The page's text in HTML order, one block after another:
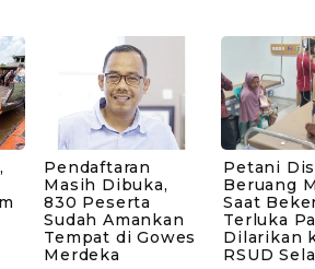
Pendaftaran
Masih Dibuka,
830 Peserta
Sudah Amankan
Tempat di Gowes
Merdeka
Petani
Beruang
Saat
Terluka
Dilarikan
RSUD